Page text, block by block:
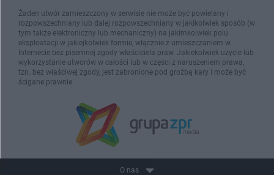
Żaden utwór zamieszczony w serwisie nie może być powielany i
rozpowszechniany lub dalej rozpowszechniany w jakikolwiek sposób (w
tym także elektroniczny lub mechaniczny) na jakimkolwiek polu
eksploatacji w jakiejkolwiek formie, włącznie z umieszczaniem w
Internecie bez pisemnej zgody właściciela praw. Jakiekolwiek użycie lub
wykorzystanie utworów w całości lub w części z naruszeniem prawa,
tzn. bez właściwej zgody, jest zabronione pod groźbą kary i może być
ścigane prawnie.
O nas